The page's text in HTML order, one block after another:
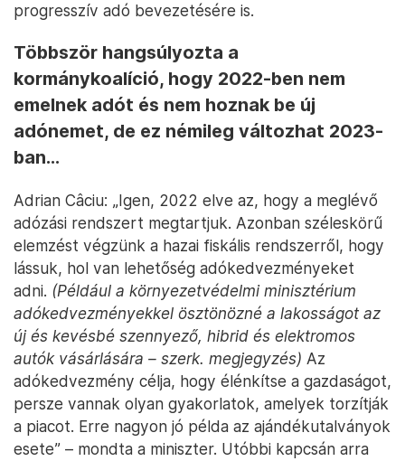
progresszív adó bevezetésére is.
Többször hangsúlyozta a
kormánykoalíció, hogy 2022-ben nem
emelnek adót és nem hoznak be új
adónemet, de ez némileg változhat 2023-
ban…
Adrian Câciu: „Igen, 2022 elve az, hogy a meglévő
adózási rendszert megtartjuk. Azonban széleskörű
elemzést végzünk a hazai fiskális rendszerről, hogy
lássuk, hol van lehetőség adókedvezményeket
adni. (Például a környezetvédelmi minisztérium
adókedvezményekkel ösztönözné a lakosságot az
új és kevésbé szennyező, hibrid és elektromos
autók vásárlására – szerk. megjegyzés) Az
adókedvezmény célja, hogy élénkítse a gazdaságot,
persze vannak olyan gyakorlatok, amelyek torzítják
a piacot. Erre nagyon jó példa az ajándékutalványok
esete” – mondta a miniszter. Utóbbi kapcsán arra